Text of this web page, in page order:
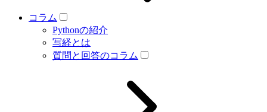
コラム
Pythonの紹介
写経とは
質問と回答のコラム